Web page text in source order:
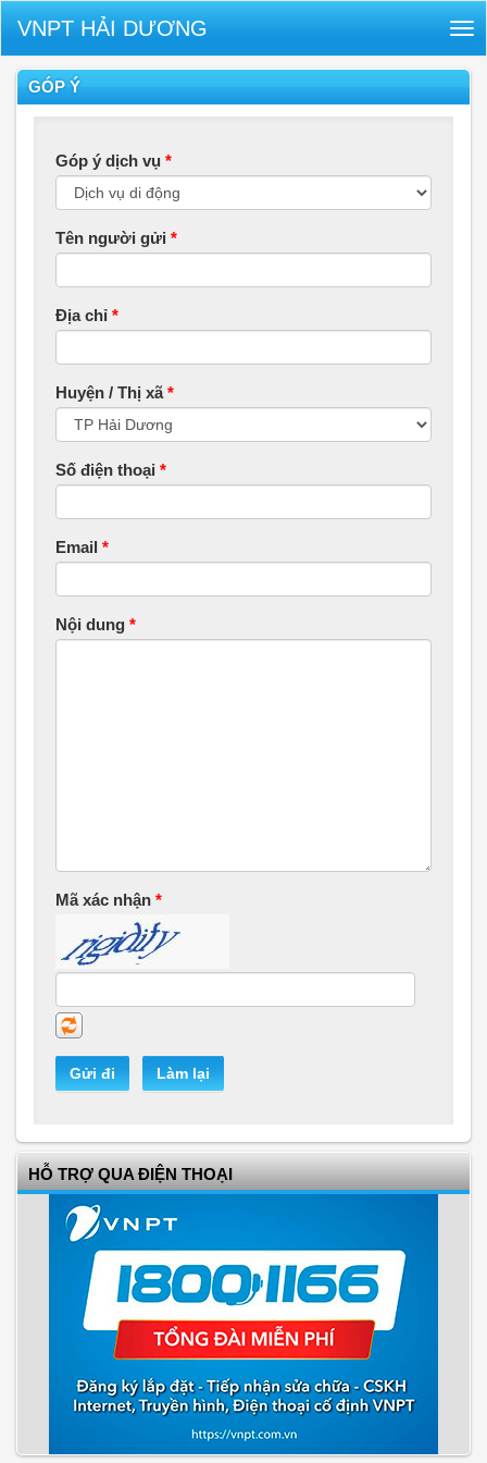
VNPT HẢI DƯƠNG
GÓP Ý
Góp ý dịch vụ *
Tên người gửi *
Địa chỉ *
Huyện / Thị xã*
Số điện thoại *
Email *
Nội dung *
Mã xác nhận *
Gửi đi Làm lại
HỖ TRỢ QUA ĐIỆN THOẠI